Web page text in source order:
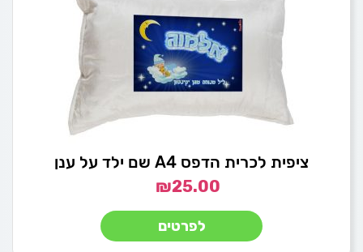
ציפית לכרית הדפס A4 שם ילד על ענן
₪25.00
לפרטים